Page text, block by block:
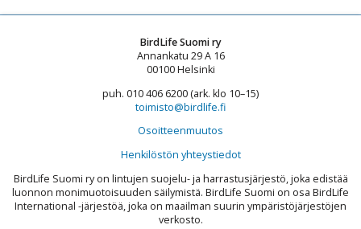
BirdLife Suomi ry
Annankatu 29 A 16
00100 Helsinki
puh. 010 406 6200 (ark. klo 10–15)
toimisto@birdlife.fi
Osoitteenmuutos
Henkilöstön yhteystiedot
BirdLife Suomi ry on lintujen suojelu- ja harrastusjärjestö, joka edistää
luonnon monimuotoisuuden säilymistä. BirdLife Suomi on osa BirdLife
International -järjestöä, joka on maailman suurin ympäristöjärjestöjen
verkosto.